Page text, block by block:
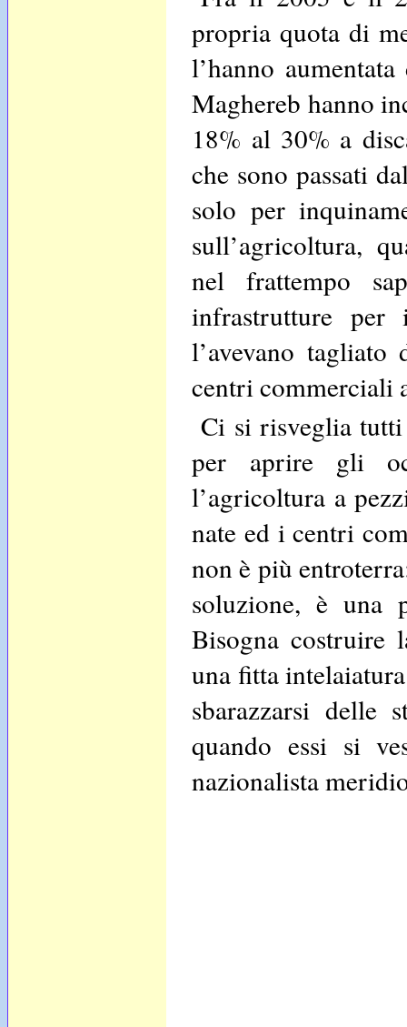
propria quota di
l’hanno
Maghereb hanno
18% al 30% a
che sono passati
solo per
sull’agricoltura,
nel frattempo
infrastrutture
l’avevano
centri commerciali
Ci si risveglia
per aprire gli
l’agricoltura a
nate ed i centri
non è più
soluzione, è una
Bisogna costruire
una fitta
sbarazzarsi delle
quando essi si
nazionalista